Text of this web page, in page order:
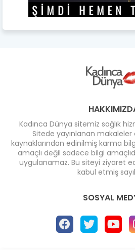
Kadınca Dünya sitemiz sağlık
Sitede yayınlanan makaleler
kaynaklarından edinilmiş karma
amaçlı değil sadece bilgi
uygulanamaz. Bu siteyi ziyaret
kabul etmiş
SOSYAL